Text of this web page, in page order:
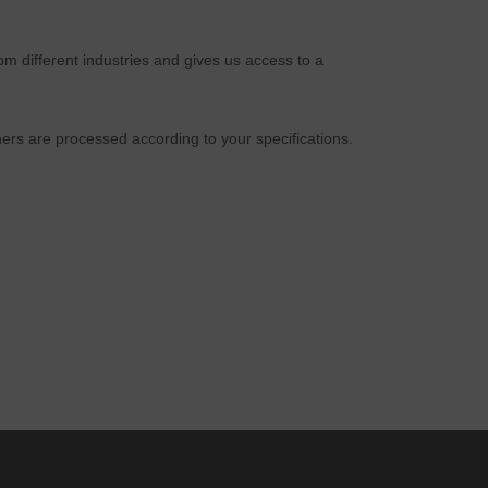
different industries and gives us access to a
are processed according to your specifications.